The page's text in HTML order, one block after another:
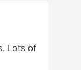
Lots of